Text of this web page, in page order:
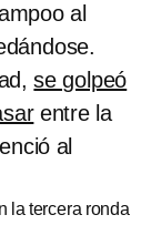
al
se golpeó
entre la
al
la tercera ronda